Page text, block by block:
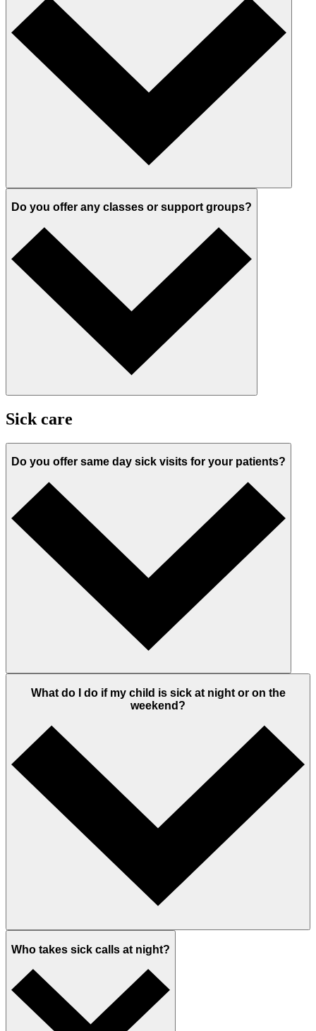
Do you offer any classes or support groups?
Sick care
Do you offer same day sick visits for your patients?
What do I do if my child is sick at night or on the
weekend?
Who takes sick calls at night?